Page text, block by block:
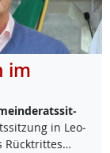
im
in Leo­
Rück­trit­tes…